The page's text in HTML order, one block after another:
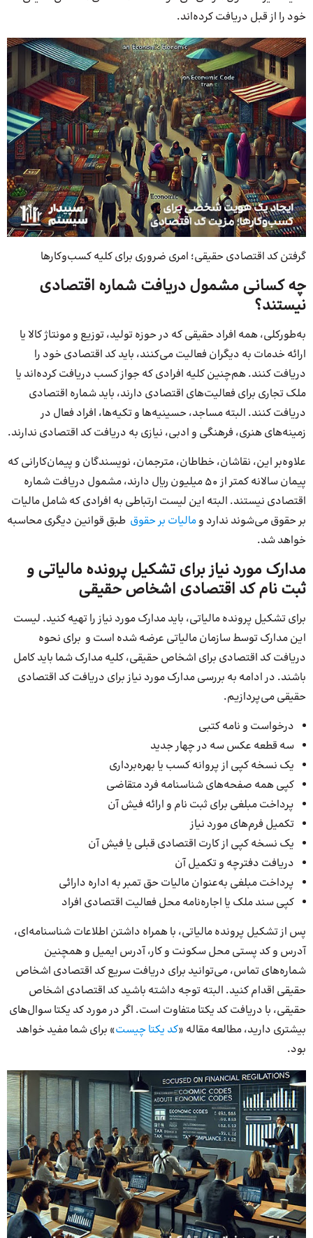
خود را از قبل دریافت کرده‌اند.
گرفتن کد اقتصادی حقیقی؛ امری ضروری برای کلیه کسب‌وکارها
چه کسانی مشمول دریافت شماره اقتصادی
نیستند؟
به‌طور‌کلی، همه افراد حقیقی که در حوزه تولید، توزیع و مونتاژ کالا یا
ارائه خدمات به دیگران فعالیت می‌کنند، باید کد اقتصادی خود را
دریافت کنند. هم‌چنین کلیه افرادی که جواز کسب دریافت کرده‌اند یا
ملک تجاری برای فعالیت‌های اقتصادی دارند، باید شماره اقتصادی
دریافت کنند. البته مساجد، حسینیه‌ها و تکیه‌ها، افراد فعال در
زمینه‌های هنری، فرهنگی و ادبی، نیازی به دریافت کد اقتصادی ندارند.
علاوه‌بر این، نقاشان، خطاطان، مترجمان، نویسندگان و پیمان‌کارانی که
پیمان سالانه کمتر از 50 میلیون ریال دارند، مشمول دریافت شماره
اقتصادی نیستند. البته این لیست ارتباطی به افرادی که شامل مالیات
بر حقوق می‌شوند ندارد ومالیات بر حقوق طبق قوانین دیگری محاسبه
خواهد شد.
مدارک مورد نیاز برای تشکیل پرونده مالیاتی و
ثبت نام کد اقتصادی اشخاص حقیقی
برای تشکیل پرونده مالیاتی، باید مدارک مورد نیاز را تهیه کنید. لیست
این مدارک توسط سازمان مالیاتی عرضه شده است و برای نحوه
دریافت کد اقتصادی برای اشخاص حقیقی، کلیه مدارک شما باید کامل
باشند. در ادامه به بررسی مدارک مورد نیاز برای دریافت کد اقتصادی
حقیقی می‌پردازیم.
درخواست و نامه کتبی
سه قطعه عکس سه در چهار جدید
یک نسخه کپی از پروانه کسب یا بهره‌برداری
کپی همه صفحه‌های شناسنامه فرد متقاضی
پرداخت مبلغی برای ثبت نام و ارائه فیش آن
تکمیل فرم‌های مورد نیاز
یک نسخه کپی از کارت اقتصادی قبلی یا فیش آن
دریافت دفترچه و تکمیل آن
پرداخت مبلغی به‌عنوان مالیات حق تمبر به اداره دارائی
کپی سند ملک یا اجاره‌نامه محل فعالیت اقتصادی افراد
پس از تشکیل پرونده مالیاتی، با همراه داشتن اطلاعات شناسنامه‌ای،
آدرس و کد پستی محل سکونت و کار، آدرس ایمیل و همچنین
شماره‌های تماس، می‌توانید برای دریافت سریع کد اقتصادی اشخاص
حقیقی اقدام کنید. البته توجه داشته باشید کد اقتصادی اشخاص
حقیقی، با دریافت کد یکتا متفاوت است. اگر در مورد کد یکتا سوال‌های
بیشتری دارید، مطالعه مقاله «کد یکتا چیست» برای شما مفید خواهد
بود.